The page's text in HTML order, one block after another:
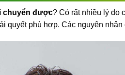
chuyển được? Có rất nhiều lý do
quyết phù hợp. Các nguyên